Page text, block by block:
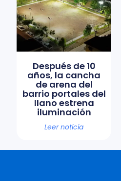
Después de 10
años, la cancha
de arena del
barrio portales del
llano estrena
iluminación
Leer noticia